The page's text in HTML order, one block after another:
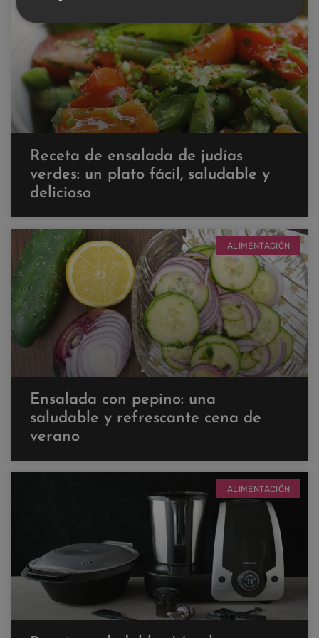
Receta de ensalada de judías
verdes: un plato fácil, saludable y
delicioso
ALIMENTACIÓN
Ensalada con pepino: una
saludable y refrescante cena de
verano
ALIMENTACIÓN